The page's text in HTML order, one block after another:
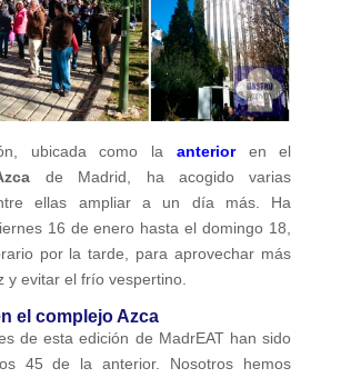
ubicada como la anterioren el
de Madrid, ha acogido varias
ellas ampliar a un día más. Ha
16 de enero hasta el domingo 18,
por la tarde, para aprovechar más
y evitar el frío vespertino.
el complejo Azca
de esta edición de MadrEAT han sido
45 de la anterior. Nosotros hemos